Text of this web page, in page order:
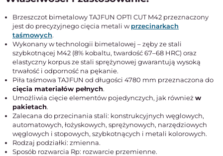
Brzeszczot bimetalowy TAJFUN OPTI CUT M42 przeznaczony
jest do precyzyjnego cięcia metali wprzecinarkach
taśmowych.
Wykonany w technologii bimetalowej – zęby ze stali
szybkotnącej M42 (8% kobaltu, twardość 67–68 HRC) oraz
elastyczny korpus ze stali sprężynowej gwarantują wysoką
trwałość i odporność na pękanie.
Piła taśmowa TAJFUN od długości 4780 mm przeznaczona do
cięcia materiałów pełnych.
Umożliwia cięcie elementów pojedynczych, jak również w
pakietach.
Zalecana do przecinania stali: konstrukcyjnych węglowych,
automatowych, łożyskowych, sprężynowych, narzędziowych
węglowych i stopowych, szybkotnących i metali kolorowych.
Rodzaj podziałki: zmienna.
Sposób rozwarcia Rp: rozwarcie przemienne.